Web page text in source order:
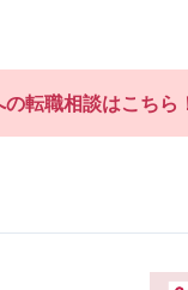
の転職相談はこちら